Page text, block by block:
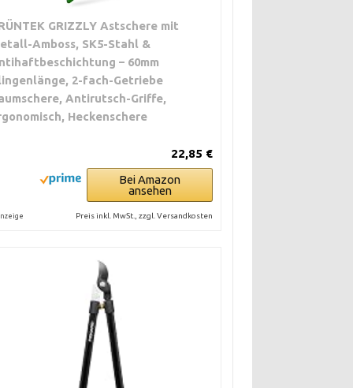
GRIZZLY Astschere mit
Amboss, SK5-Stahl &
– 60mm
2-fach-Getriebe
Antirutsch-Griffe,
Heckenschere
22,85 €
Bei Amazon
ansehen
Preis inkl. MwSt., zzgl. Versandkosten